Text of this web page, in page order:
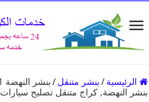
الرئيسية /بنشر متنقل /
بنشر النهضة, كراج متنقل تصليح سيارات